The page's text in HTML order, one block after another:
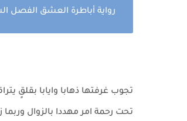
رواية أباطرة العشق
تجوب غرفتها ذهابا وايابا
تحت رحمة امر مهددا بالزوال